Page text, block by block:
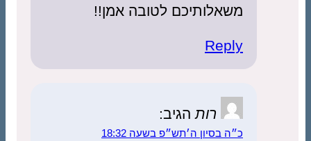
משאלותיכם לטובה אמן!!
Reply
רות הגיב:
כ״ה בסיון ה׳תש״פ בשעה 18:32